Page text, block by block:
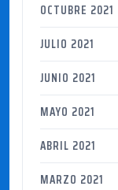
OCTUBRE 2021
JULIO 2021
JUNIO 2021
MAYO 2021
ABRIL 2021
MARZO 2021